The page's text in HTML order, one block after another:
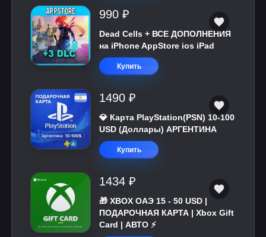
990 ₽
Dead Cells + ВСЕ ДОПОЛНЕНИЯ
на iPhone AppStore ios iPad
Купить
1490 ₽
💎 Карта PlayStation(PSN) 10-100
USD (Доллары) АРГЕНТИНА
Купить
1434 ₽
🎁 XBOX ОАЭ 15 - 50 USD |
ПОДАРОЧНАЯ КАРТА | Xbox Gift
Card | АВТО ⚡